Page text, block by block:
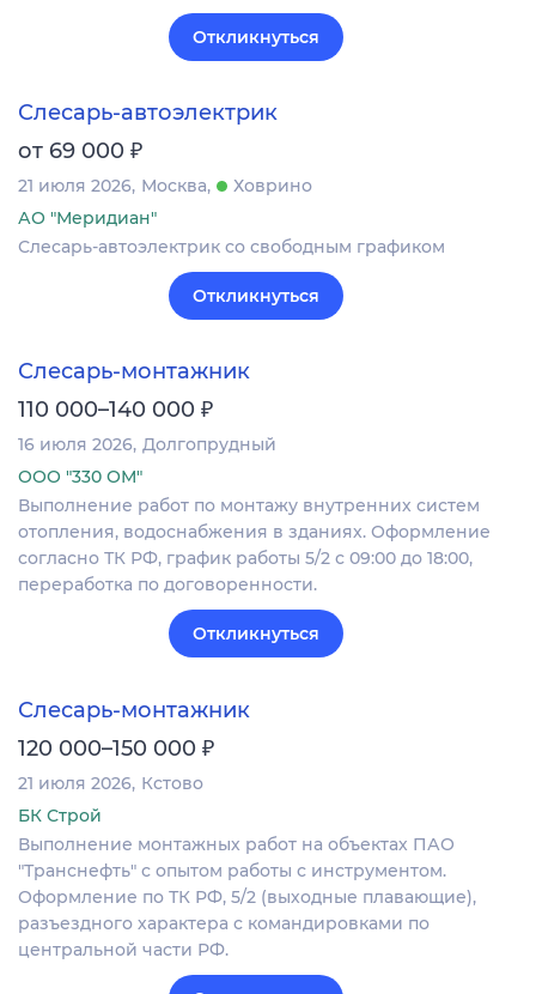
Откликнуться
Слесарь-автоэлектрик
от 69 000 ₽
21 июля 2026 Москва
Ховрино
АО "Меридиан"
Слесарь-автоэлектрик со свободным графиком
Откликнуться
Слесарь-монтажник
110 000–140 000 ₽
16 июля 2026 Долгопрудный
ООО "330 ОМ"
Выполнение работ по монтажу внутренних систем
отопления, водоснабжения в зданиях. Оформление
согласно ТК РФ, график работы 5/2 с 09:00 до 18:00,
переработка по договоренности.
Откликнуться
Слесарь-монтажник
120 000–150 000 ₽
21 июля 2026 Кстово
БК Строй
Выполнение монтажных работ на объектах ПАО
"Транснефть" с опытом работы с инструментом.
Оформление по ТК РФ, 5/2 (выходные плавающие),
разъездного характера с командировками по
центральной части РФ.